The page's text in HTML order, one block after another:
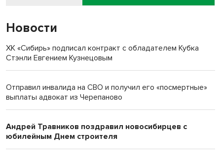
Новости
ХК «Сибирь» подписал контракт с обладателем Кубка
Стэнли Евгением Кузнецовым
Отправил инвалида на СВО и получил его «посмертные»
выплаты адвокат из Черепаново
Андрей Травников поздравил новосибирцев с
юбилейным Днем строителя